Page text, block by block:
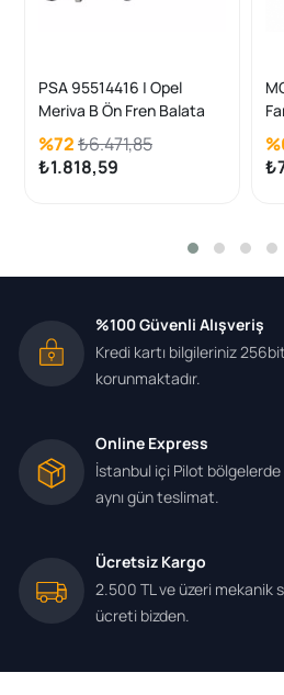
PSA 95514416 | Opel
Meriva B Ön Fren Balata
Takımı Orijinal
%72₺6.471,85
₺1.818,59
%100 Güvenli Alışveriş
Kredi kartı bilgileriniz
korunmaktadır.
Online Express
İstanbul içi Pilot
aynı gün teslimat.
Ücretsiz Kargo
2.500 TL ve üzeri mekanik
ücreti bizden.